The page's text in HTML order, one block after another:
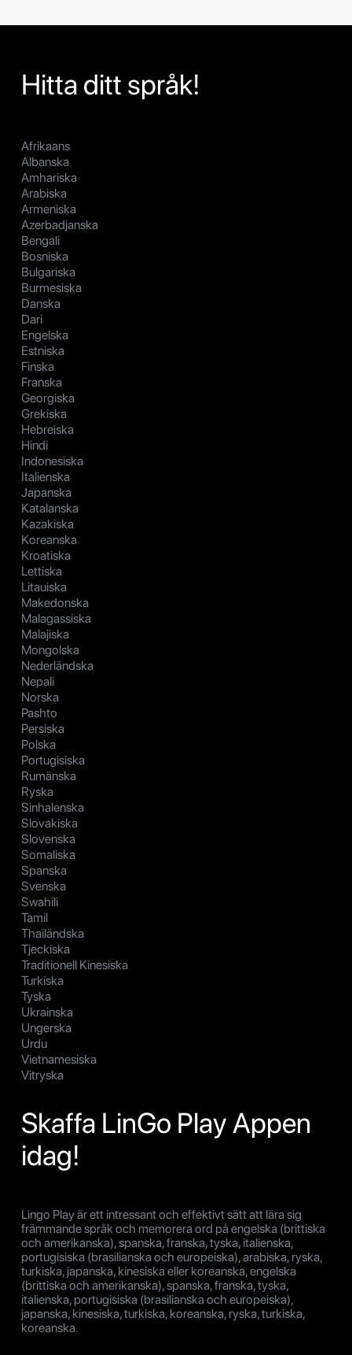
Hitta ditt språk!
Afrikaans
Albanska
Amhariska
Arabiska
Armeniska
Azerbadjanska
Bengali
Bosniska
Bulgariska
Burmesiska
Danska
Dari
Engelska
Estniska
Finska
Franska
Georgiska
Grekiska
Hebreiska
Hindi
Indonesiska
Italienska
Japanska
Katalanska
Kazakiska
Koreanska
Kroatiska
Lettiska
Litauiska
Makedonska
Malagassiska
Malajiska
Mongolska
Nederländska
Nepali
Norska
Pashto
Persiska
Polska
Portugisiska
Rumänska
Ryska
Sinhalenska
Slovakiska
Slovenska
Somaliska
Spanska
Svenska
Swahili
Tamil
Thailändska
Tjeckiska
Traditionell Kinesiska
Turkiska
Tyska
Ukrainska
Ungerska
Urdu
Vietnamesiska
Vitryska
Skaffa LinGo Play Appen
idag!
Lingo Play är ett intressant och effektivt sätt att lära sig
främmande språk och memorera ord på engelska (brittiska
och amerikanska), spanska, franska, tyska, italienska,
portugisiska (brasilianska och europeiska), arabiska, ryska,
turkiska, japanska, kinesiska eller koreanska, engelska
(brittiska och amerikanska), spanska, franska, tyska,
italienska, portugisiska (brasilianska och europeiska),
japanska, kinesiska, turkiska, koreanska, ryska, turkiska,
koreanska.